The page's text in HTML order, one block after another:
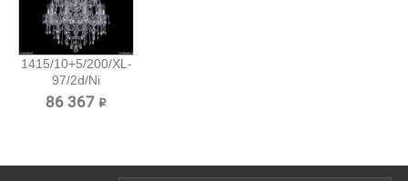
1415/10+5/200/XL-
97/2d/Ni
Хрустальная...
86 367 ₽